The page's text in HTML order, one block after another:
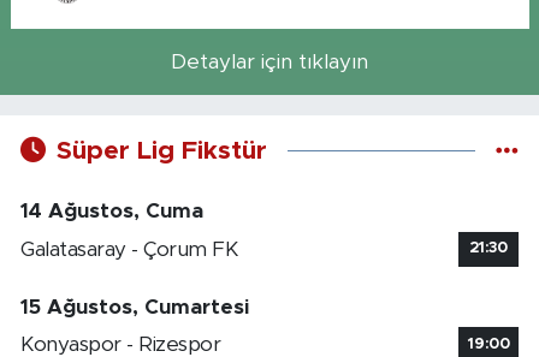
Detaylar için tıklayın
Süper Lig Fikstür
14 Ağustos, Cuma
Galatasaray - Çorum FK
21:30
15 Ağustos, Cumartesi
Konyaspor - Rizespor
19:00